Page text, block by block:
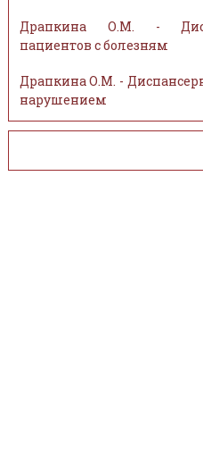
Драпкина О.М. -
пациентов с болезням
Драпкина О.М. -
нарушением